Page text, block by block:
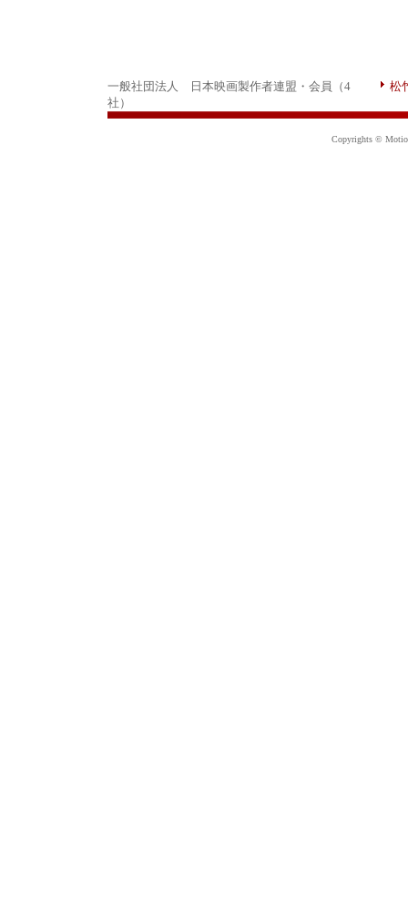
一般社団法人 日本映画製作者連盟・会員（4
社）
松
Copyrights ©